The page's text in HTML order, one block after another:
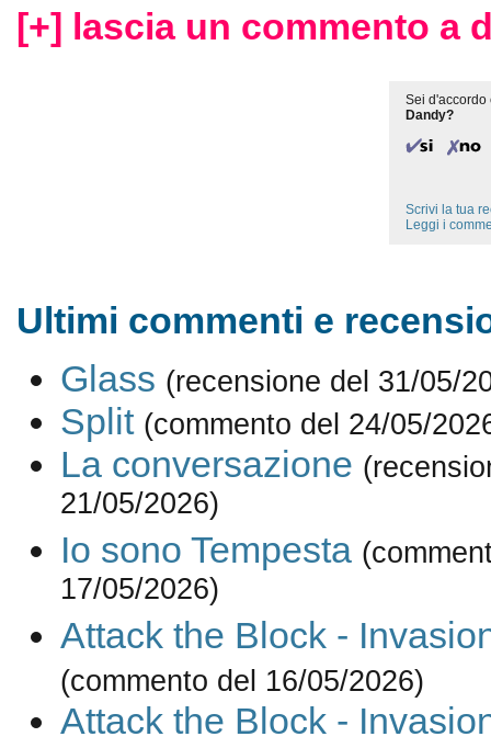
[+] lascia un commento a
Sei d'accordo
Dandy?
Scrivi la tua
Leggi i
Ultimi commenti e
Glass (recensione del 31/05/
Split (commento del 24/05/
La conversazione
21/05/2026)
Io sono Tempesta
17/05/2026)
Attack the Block -
(commento del 16/05/2026)
Attack the Block -